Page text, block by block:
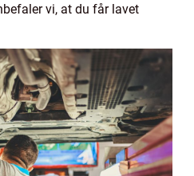
vi, at du får lavet